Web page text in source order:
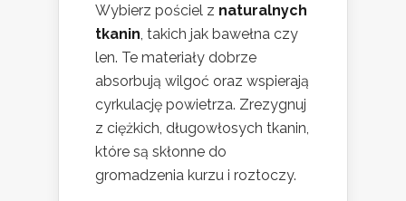
Wybierz pościel z naturalnych
tkanin, takich jak bawełna czy
len. Te materiały dobrze
absorbują wilgoć oraz wspierają
cyrkulację powietrza. Zrezygnuj
z ciężkich, długowłosych tkanin,
które są skłonne do
gromadzenia kurzu i roztoczy.